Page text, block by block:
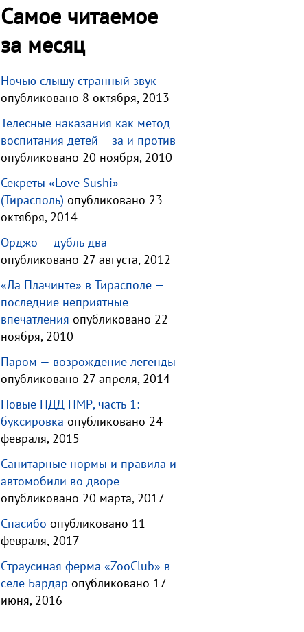
Самое читаемое
за месяц
Ночью слышу странный звук
опубликовано 8 октября, 2013
Телесные наказания как метод
воспитания детей – за и против
опубликовано 20 ноября, 2010
Секреты «Love Sushi»
(Тирасполь) опубликовано 23
октября, 2014
Орджо — дубль два
опубликовано 27 августа, 2012
«Ла Плачинте» в Тирасполе —
последние неприятные
впечатления опубликовано 22
ноября, 2010
Паром — возрождение легенды
опубликовано 27 апреля, 2014
Новые ПДД ПМР, часть 1:
буксировка опубликовано 24
февраля, 2015
Санитарные нормы и правила и
автомобили во дворе
опубликовано 20 марта, 2017
Спасибо опубликовано 11
февраля, 2017
Страусиная ферма «ZooClub» в
селе Бардар опубликовано 17
июня, 2016